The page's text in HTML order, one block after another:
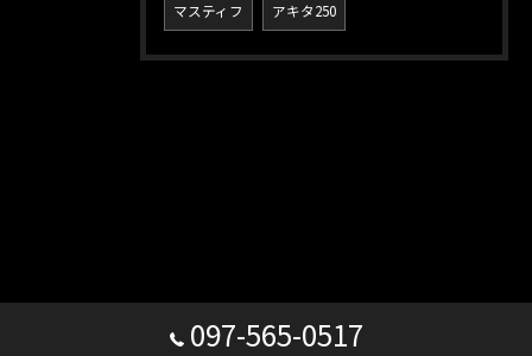
マスティフ アキタ250
097-565-0517